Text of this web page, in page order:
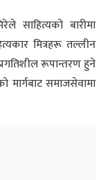
साहित्यको बारीमा
मित्रहरू तल्लीन
रूपान्तरण हुने
मार्गबाट समाजसेवामा